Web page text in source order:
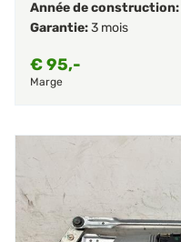
Année de construction:
Garantie:3 mois
€95,-
Marge